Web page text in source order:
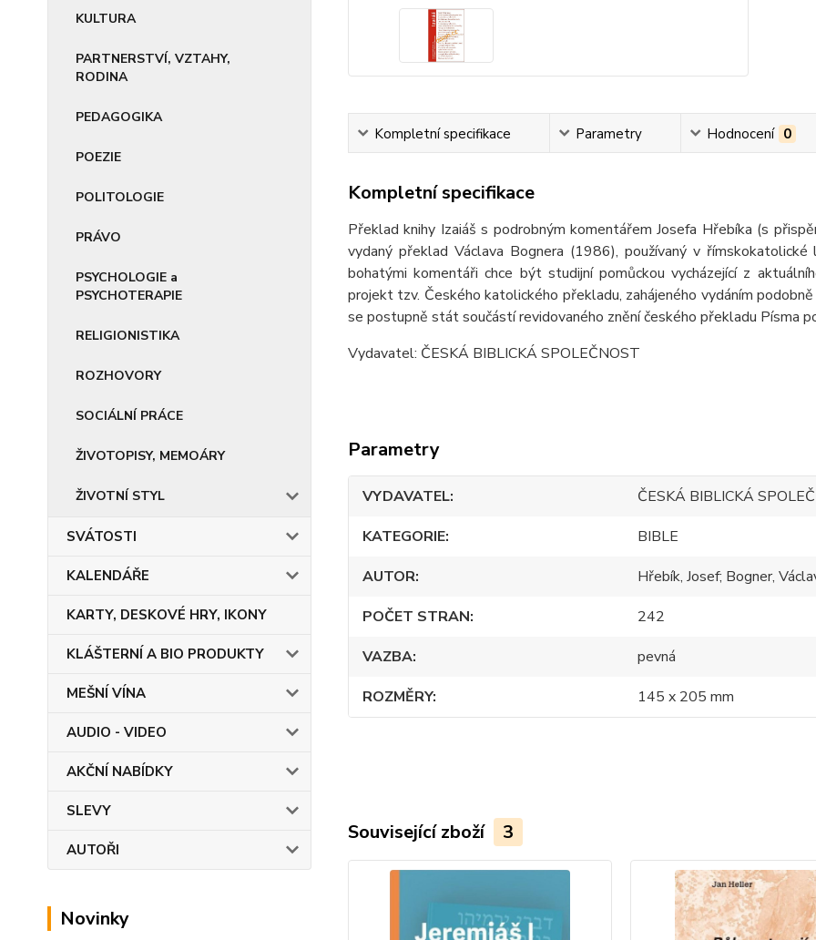
KULTURA
PARTNERSTVÍ, VZTAHY,
RODINA
PEDAGOGIKA
POEZIE
POLITOLOGIE
PRÁVO
PSYCHOLOGIE a
PSYCHOTERAPIE
RELIGIONISTIKA
ROZHOVORY
SOCIÁLNÍ PRÁCE
ŽIVOTOPISY, MEMOÁRY
ŽIVOTNÍ STYL
SVÁTOSTI
KALENDÁŘE
KARTY, DESKOVÉ HRY, IKONY
KLÁŠTERNÍ A BIO PRODUKTY
MEŠNÍ VÍNA
AUDIO - VIDEO
AKČNÍ NABÍDKY
SLEVY
AUTOŘI
Novinky
Kompletní specifikace Parametry Hodnocení 0
Kompletní specifikace
Překlad knihy Izaiáš s podrobným komentářem Josefa Hřebíka (s
vydaný překlad Václava Bognera (1986), používaný v
bohatými komentáři chce být studijní pomůckou vycházející z
projekt tzv. Českého katolického překladu, zahájeného vydáním
se postupně stát součástí revidovaného znění českého překladu Písma
Vydavatel: ČESKÁ BIBLICKÁ SPOLEČNOST
Parametry
VYDAVATEL
ČESKÁ BIBLICKÁ
KATEGORIE
BIBLE
AUTOR
Hřebík, Josef; Bogner,
POČET STRAN
242
VAZBA
pevná
ROZMĚRY
145 x 205 mm
Související zboží 3